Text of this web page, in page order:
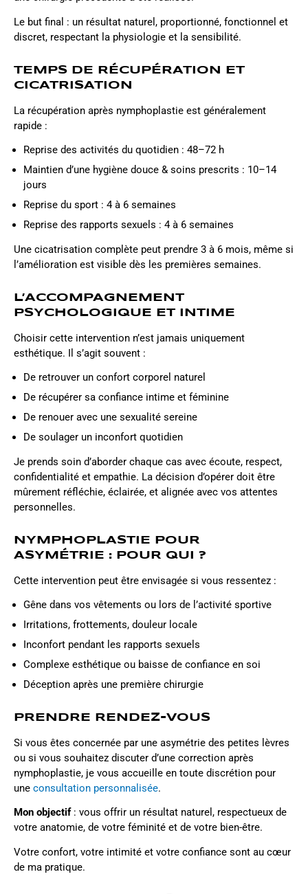
Le but final : un résultat naturel, proportionné, fonctionnel et
discret, respectant la physiologie et la sensibilité.
TEMPS DE RÉCUPÉRATION ET
CICATRISATION
La récupération après nymphoplastie est généralement
rapide :
Reprise des activités du quotidien : 48–72 h
Maintien d’une hygiène douce & soins prescrits : 10–14
jours
Reprise du sport : 4 à 6 semaines
Reprise des rapports sexuels : 4 à 6 semaines
Une cicatrisation complète peut prendre 3 à 6 mois, même si
l’amélioration est visible dès les premières semaines.
L’ACCOMPAGNEMENT
PSYCHOLOGIQUE ET INTIME
Choisir cette intervention n’est jamais uniquement
esthétique. Il s’agit souvent :
De retrouver un confort corporel naturel
De récupérer sa confiance intime et féminine
De renouer avec une sexualité sereine
De soulager un inconfort quotidien
Je prends soin d’aborder chaque cas avec écoute, respect,
confidentialité et empathie. La décision d’opérer doit être
mûrement réfléchie, éclairée, et alignée avec vos attentes
personnelles.
NYMPHOPLASTIE POUR
ASYMÉTRIE : POUR QUI ?
Cette intervention peut être envisagée si vous ressentez :
Gêne dans vos vêtements ou lors de l’activité sportive
Irritations, frottements, douleur locale
Inconfort pendant les rapports sexuels
Complexe esthétique ou baisse de confiance en soi
Déception après une première chirurgie
PRENDRE RENDEZ-VOUS
Si vous êtes concernée par une asymétrie des petites lèvres
ou si vous souhaitez discuter d’une correction après
nymphoplastie, je vous accueille en toute discrétion pour
une consultation personnalisée.
Mon objectif: vous offrir un résultat naturel, respectueux de
votre anatomie, de votre féminité et de votre bien-être.
Votre confort, votre intimité et votre confiance sont au cœur
de ma pratique.